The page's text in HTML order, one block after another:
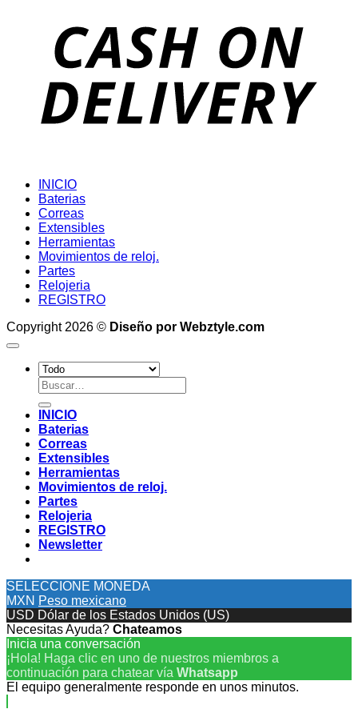
INICIO
Baterias
Correas
Extensibles
Herramientas
Movimientos de reloj.
Partes
Relojeria
REGISTRO
Copyright 2026 © Diseño por Webztyle.com
Buscar
por:
INICIO
Baterias
Correas
Extensibles
Herramientas
Movimientos de reloj.
Partes
Relojeria
REGISTRO
Newsletter
SELECCIONE MONEDA
MXN Peso mexicano
USD Dólar de los Estados Unidos (US)
Necesitas Ayuda? Chateamos
Inicia una conversación
¡Hola! Haga clic en uno de nuestros miembros a
continuación para chatear vía Whatsapp
El equipo generalmente responde en unos minutos.